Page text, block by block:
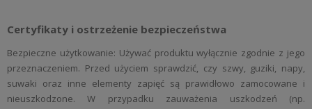
Certyfikaty i ostrzeżenie bezpieczeństwa
Bezpieczne użytkowanie: Używać produktu wyłącznie zgodnie z jego
przeznaczeniem. Przed użyciem sprawdzić, czy szwy, guziki, napy,
suwaki oraz inne elementy zapięć są prawidłowo zamocowane i
nieuszkodzone. W przypadku zauważenia uszkodzeń (np.